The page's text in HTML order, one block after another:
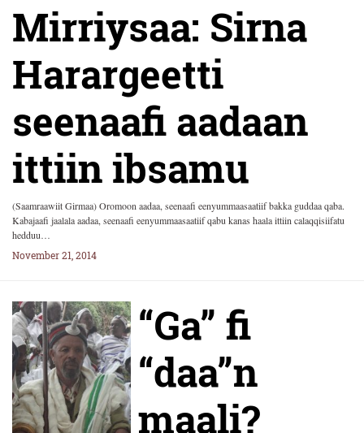
Mirriysaa: Sirna
Harargeetti
seenaafi aadaan
ittiin ibsamu
(Saamraawiit Girmaa) Oromoon aadaa, seenaafi eenyummaasaatiif bakka guddaa qaba.
Kabajaafi jaalala aadaa, seenaafi eenyummaasaatiif qabu kanas haala ittiin calaqqisiifatu
hedduu…
November 21, 2014
“Ga” fi
“daa”n
maali?